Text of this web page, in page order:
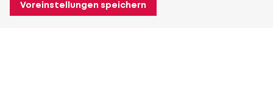
Voreinstellungen speichern